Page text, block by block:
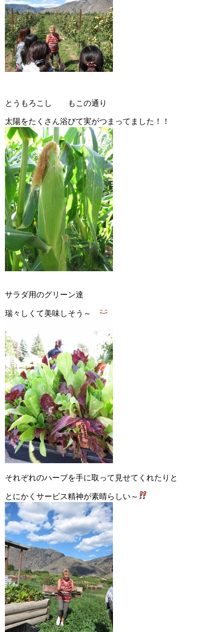
とうもろこし もこの通り
太陽をたくさん浴びて実がつまってました！！
サラダ用のグリーン達
瑞々しくて美味しそう～
それぞれのハーブを手に取って見せてくれたりと
とにかくサービス精神が素晴らしい～